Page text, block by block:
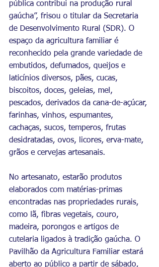
pública contribui na produção rural
gaúcha”, frisou o titular da Secretaria
de Desenvolvimento Rural (SDR). O
espaço da agricultura familiar é
reconhecido pela grande variedade de
embutidos, defumados, queijos e
laticínios diversos, pães, cucas,
biscoitos, doces, geleias, mel,
pescados, derivados da cana-de-açúcar,
farinhas, vinhos, espumantes,
cachaças, sucos, temperos, frutas
desidratadas, ovos, licores, erva-mate,
grãos e cervejas artesanais.
No artesanato, estarão produtos
elaborados com matérias-primas
encontradas nas propriedades rurais,
como lã, fibras vegetais, couro,
madeira, porongos e artigos de
cutelaria ligados à tradição gaúcha. O
Pavilhão da Agricultura Familiar estará
aberto ao público a partir de sábado,